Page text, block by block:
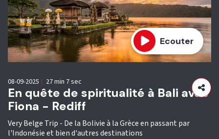
Ecouter
En quête de spiritualité à Bali avec
Fiona - Rediff
Very Belge Trip - De la Bolivie à la Grèce en passant par
l'Indonésie et bien d'autres destinations
08-09-2025 | 27 min 7 sec